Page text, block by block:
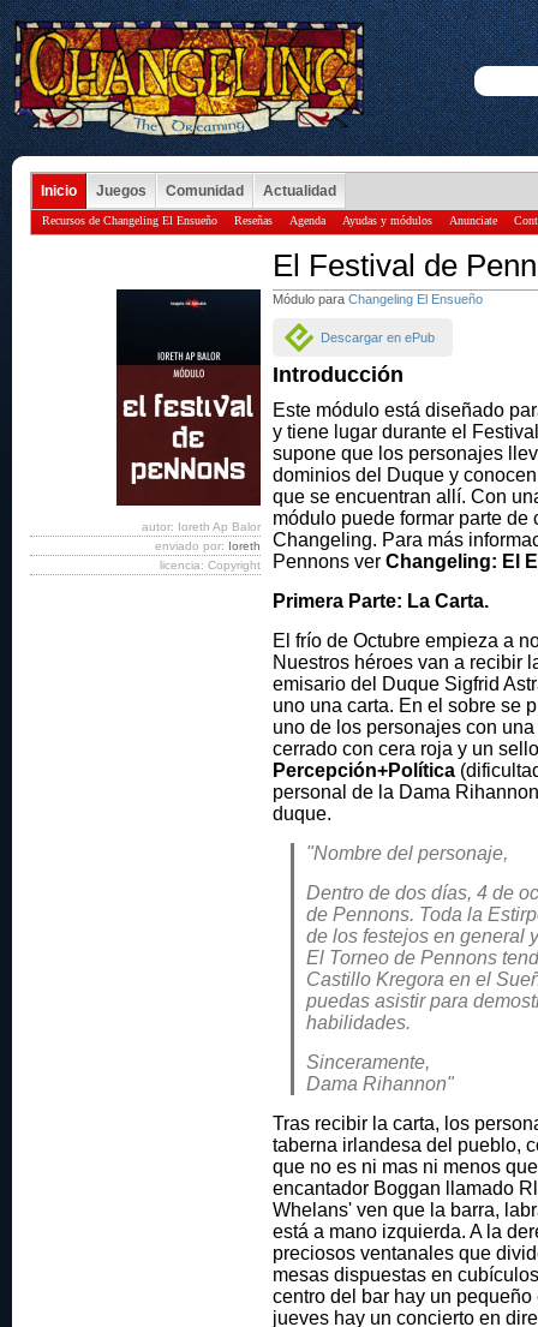
Inicio Juegos Comunidad Actualidad
Recursos de Changeling El Ensueño Reseñas Agenda Ayudas y módulos Anunciate
El Festival de
Módulo para Changeling El Ensueño
Descargar en ePub
Introducción
Este módulo está diseñado
y tiene lugar durante el
supone que los personajes
dominios del Duque y
que se encuentran allí. Con
módulo puede formar parte de
Changeling. Para más
Pennons ver Changeling: El
Primera Parte: La Carta.
El frío de Octubre empieza a
Nuestros héroes van a recibir
emisario del Duque Sigfrid
uno una carta. En el sobre se
uno de los personajes con
cerrado con cera roja y un
Percepción+Política
personal de la Dama
duque.
"Nombre del personaje,
Dentro de dos días, 4 de
de Pennons. Toda la
de los festejos en general
El Torneo de Pennons
Castillo Kregora en el
puedas asistir para
habilidades.
Sinceramente,
Dama Rihannon"
Tras recibir la carta, los
taberna irlandesa del pueblo,
que no es ni mas ni menos
encantador Boggan llamado
Whelans' ven que la barra,
está a mano izquierda. A la
preciosos ventanales que
mesas dispuestas en
centro del bar hay un
jueves hay un concierto en
autor: Ioreth Ap Balor
enviado por: Ioreth
licencia: Copyright